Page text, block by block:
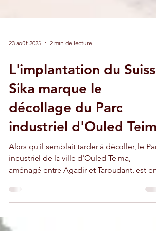
L'implantation du Suisse
Sika marque le
décollage du Parc
industriel d'Ouled Teima
Alors qu'il semblait tarder à décoller, le Parc
industriel de la ville d'Ouled Teima,
aménagé entre Agadir et Taroudant, est en
train de prendre son envol. Son décollage
usine flambant neuve (notre photo) de la